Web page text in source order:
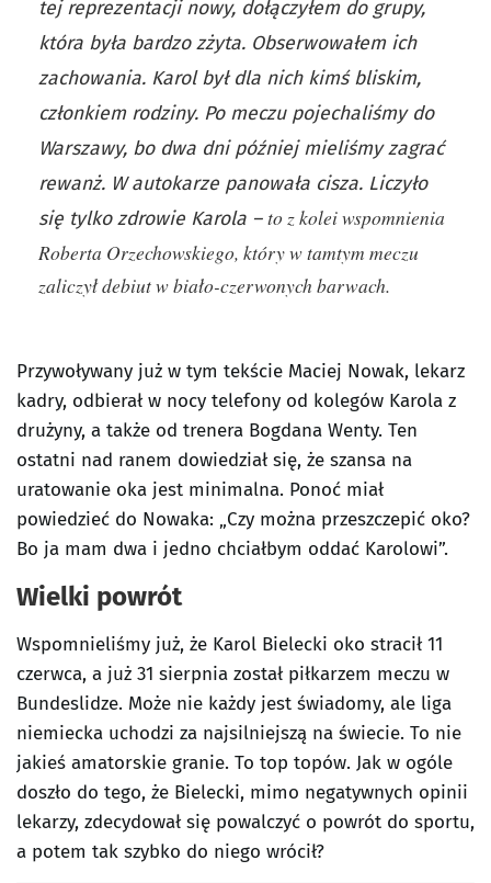
tej reprezentacji nowy, dołączyłem do grupy,
która była bardzo zżyta. Obserwowałem ich
zachowania. Karol był dla nich kimś bliskim,
członkiem rodziny. Po meczu pojechaliśmy do
Warszawy, bo dwa dni później mieliśmy zagrać
rewanż. W autokarze panowała cisza. Liczyło
się tylko zdrowie Karola –to z kolei wspomnienia
Roberta Orzechowskiego, który w tamtym meczu
zaliczył debiut w biało-czerwonych barwach.
Przywoływany już w tym tekście Maciej Nowak, lekarz
kadry, odbierał w nocy telefony od kolegów Karola z
drużyny, a także od trenera Bogdana Wenty. Ten
ostatni nad ranem dowiedział się, że szansa na
uratowanie oka jest minimalna. Ponoć miał
powiedzieć do Nowaka: „Czy można przeszczepić oko?
Bo ja mam dwa i jedno chciałbym oddać Karolowi”.
Wielki powrót
Wspomnieliśmy już, że Karol Bielecki oko stracił 11
czerwca, a już 31 sierpnia został piłkarzem meczu w
Bundeslidze. Może nie każdy jest świadomy, ale liga
niemiecka uchodzi za najsilniejszą na świecie. To nie
jakieś amatorskie granie. To top topów. Jak w ogóle
doszło do tego, że Bielecki, mimo negatywnych opinii
lekarzy, zdecydował się powalczyć o powrót do sportu,
a potem tak szybko do niego wrócił?